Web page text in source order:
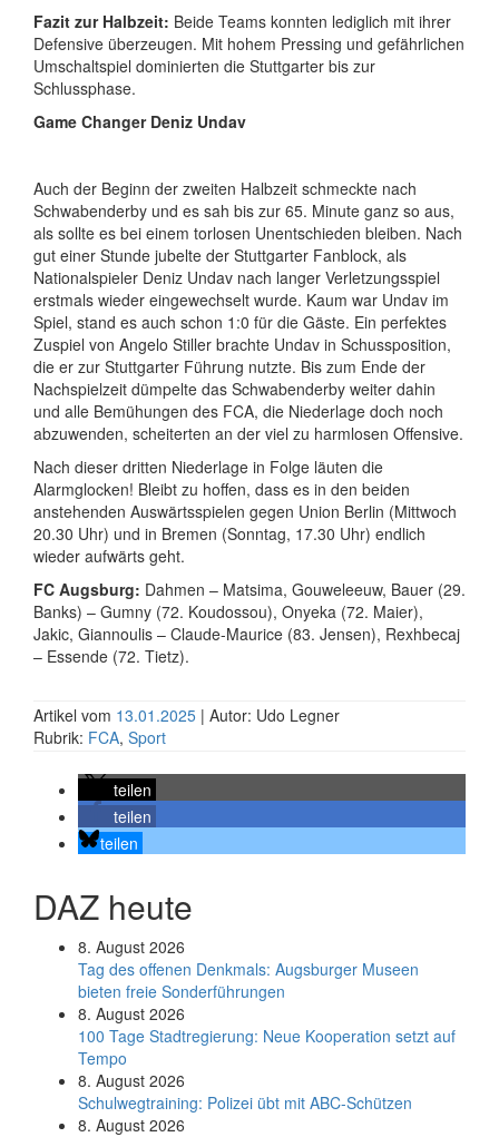
Fazit zur Halbzeit: Beide Teams konnten lediglich mit ihrer
Defensive überzeugen. Mit hohem Pressing und gefährlichen
Umschaltspiel dominierten die Stuttgarter bis zur
Schlussphase.
Game Changer Deniz Undav
Auch der Beginn der zweiten Halbzeit schmeckte nach
Schwabenderby und es sah bis zur 65. Minute ganz so aus,
als sollte es bei einem torlosen Unentschieden bleiben. Nach
gut einer Stunde jubelte der Stuttgarter Fanblock, als
Nationalspieler Deniz Undav nach langer Verletzungsspiel
erstmals wieder eingewechselt wurde. Kaum war Undav im
Spiel, stand es auch schon 1:0 für die Gäste. Ein perfektes
Zuspiel von Angelo Stiller brachte Undav in Schussposition,
die er zur Stuttgarter Führung nutzte. Bis zum Ende der
Nachspielzeit dümpelte das Schwabenderby weiter dahin
und alle Bemühungen des FCA, die Niederlage doch noch
abzuwenden, scheiterten an der viel zu harmlosen Offensive.
Nach dieser dritten Niederlage in Folge läuten die
Alarmglocken! Bleibt zu hoffen, dass es in den beiden
anstehenden Auswärtsspielen gegen Union Berlin (Mittwoch
20.30 Uhr) und in Bremen (Sonntag, 17.30 Uhr) endlich
wieder aufwärts geht.
FC Augsburg: Dahmen – Matsima, Gouweleeuw, Bauer (29.
Banks) – Gumny (72. Koudossou), Onyeka (72. Maier),
Jakic, Giannoulis – Claude-Maurice (83. Jensen), Rexhbecaj
– Essende (72. Tietz).
Artikel vom 13.01.2025 | Autor: Udo Legner
Rubrik: FCA, Sport
teilen
teilen
teilen
DAZ heute
8. August 2026
Tag des offenen Denkmals: Augsburger Museen
bieten freie Sonderführungen
8. August 2026
100 Tage Stadtregierung: Neue Kooperation setzt auf
Tempo
8. August 2026
Schul­weg­trai­ning: Poli­zei übt mit ABC-Schüt­zen
8. August 2026